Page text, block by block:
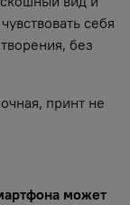
себя
без
принт не
может